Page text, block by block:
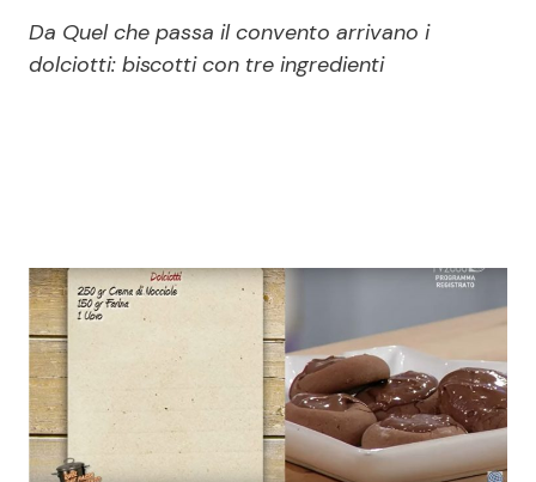
Persone Scomparse Programmi TV
News Cinema
News Musica
News Spettacolo
News dal mondo
Da Quel che passa il convento arrivano i
dolciotti: biscotti con tre ingredienti